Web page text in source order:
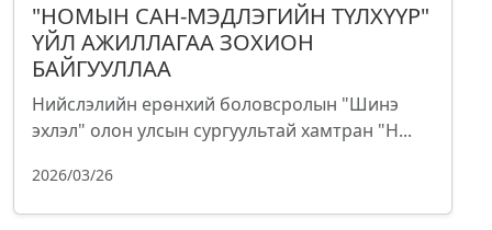
"НОМЫН САН-МЭДЛЭГИЙН ТҮЛХҮҮР"
ҮЙЛ АЖИЛЛАГАА ЗОХИОН
БАЙГУУЛЛАА
Нийслэлийн ерөнхий боловсролын "Шинэ
эхлэл" олон улсын сургуультай хамтран "Н...
2026/03/26